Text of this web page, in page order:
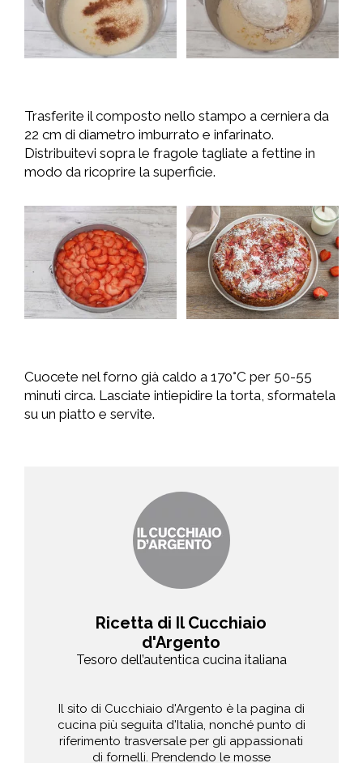
Trasferite il composto nello stampo a cerniera da
22 cm di diametro imburrato e infarinato.
Distribuitevi sopra le fragole tagliate a fettine in
modo da ricoprire la superficie.
Cuocete nel forno già caldo a 170°C per 50-55
minuti circa. Lasciate intiepidire la torta, sformatela
su un piatto e servite.
Ricetta di Il Cucchiaio
d'Argento
Tesoro dell’autentica cucina italiana
Il sito di Cucchiaio d'Argento è la pagina di
cucina più seguita d'Italia, nonché punto di
riferimento trasversale per gli appassionati
di fornelli. Prendendo le mosse